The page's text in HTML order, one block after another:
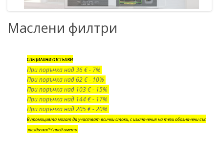
Маслени филтри
СПЕЦИАЛНИ ОТСТЪПКИ
При поръчка над 36 € - 7%
При поръчка над 62 € - 10%
При поръчка над 103 € - 15%
При поръчка над 144 € - 17%
При поръчка над 205 € - 20%
В промоцията могат да участват всички стоки, с изключения на тези обозначени със
звездичка/*/ пред името.